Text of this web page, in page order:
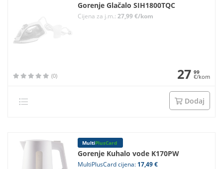
Gorenje Glačalo SIH1800TQC
Cijena za j.m.: 27,99 €/kom
(0) 27 99
€/kom
Dodaj
MultiPlusCard
Gorenje Kuhalo vode K170PW
MultiPlusCard cijena: 17,49 €